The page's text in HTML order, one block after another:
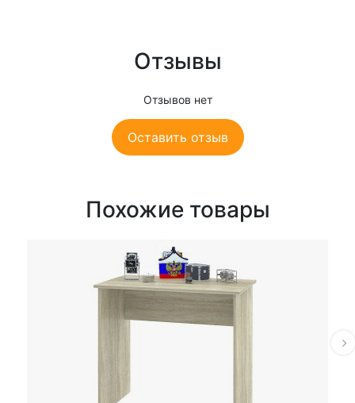
Отзывы
Отзывов нет
Оставить отзыв
Похожие товары